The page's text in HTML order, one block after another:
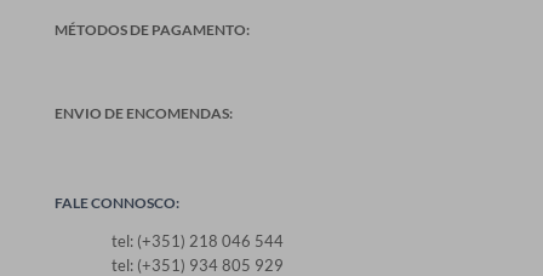
MÉTODOS DE PAGAMENTO:
ENVIO DE ENCOMENDAS:
FALE CONNOSCO:
tel: (+351) 218 046 544
tel: (+351) 934 805 929